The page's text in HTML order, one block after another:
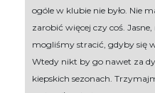
ogóle w klubie nie było. Nie
zarobić więcej czy coś.
mogliśmy stracić, gdyby się
Wtedy nikt by go nawet za
kiepskich sezonach.